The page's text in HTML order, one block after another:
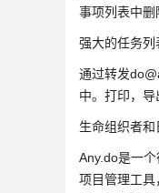
事项列表中删
强大的任务列
通过转发
中。打印，导
生命组织者
Any.do是一
项目管理工